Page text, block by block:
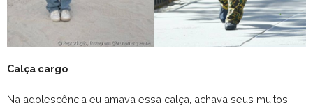
Calça cargo
Na adolescência eu amava essa calça, achava seus muitos